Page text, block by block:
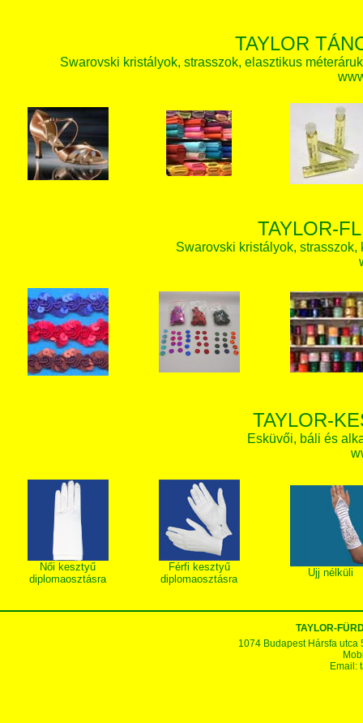
TAYLOR
Swarovski kristályok, strasszok, elasztikus
TAYLOR-
Swarovski kristályok,
TAYLOR-
Esküvői, báli és
Női kesztyű
diplomaosztásra
Férfi kesztyű
diplomaosztásra
Ujj nélküli
TAYLOR-
1074 Budapest Hársfa utca
Email: